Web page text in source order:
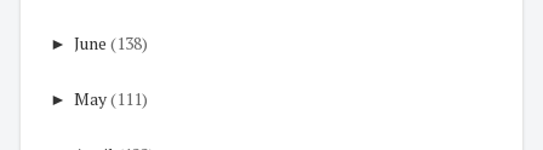
► June (138)
► May(111)